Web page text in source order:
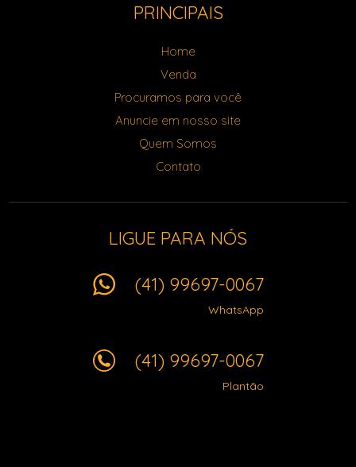
PRINCIPAIS
Home
Venda
Procuramos para você
Anuncie em nosso site
Quem Somos
Contato
LIGUE PARA NÓS
(41) 99697-0067
WhatsApp
(41) 99697-0067
Plantão